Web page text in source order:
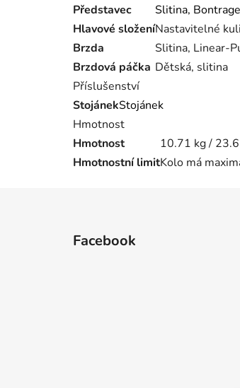
Představec
Slitina,
Hlavové složeníNastavitelné
Brzda
Slitina, Linear-
Brzdová páčka Dětská, slitina
Příslušenství
StojánekStojánek
Hmotnost
Hmotnost
10.71 kg /
Hmotnostní limitKolo má
Facebook